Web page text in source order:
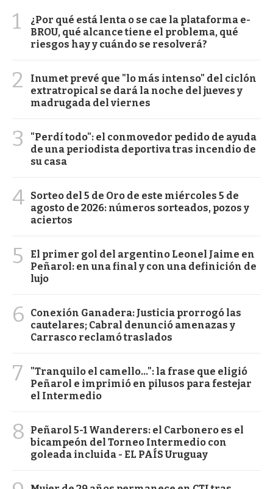
1
¿Por qué está lenta o se cae la plataforma e-
BROU, qué alcance tiene el problema, qué
riesgos hay y cuándo se resolverá?
2
Inumet prevé que "lo más intenso" del ciclón
extratropical se dará la noche del jueves y
madrugada del viernes
3
"Perdí todo": el conmovedor pedido de ayuda
de una periodista deportiva tras incendio de
su casa
4 Sorteo del 5 de Oro de este miércoles 5 de
agosto de 2026: números sorteados, pozos y
aciertos
5
El primer gol del argentino Leonel Jaime en
Peñarol: en una final y con una definición de
lujo
6
Conexión Ganadera: Justicia prorrogó las
cautelares; Cabral denunció amenazas y
Carrasco reclamó traslados
7
"Tranquilo el camello...": la frase que eligió
Peñarol e imprimió en pilusos para festejar
el Intermedio
8
Peñarol 5-1 Wanderers: el Carbonero es el
bicampeón del Torneo Intermedio con
goleada incluida - EL PAÍS Uruguay